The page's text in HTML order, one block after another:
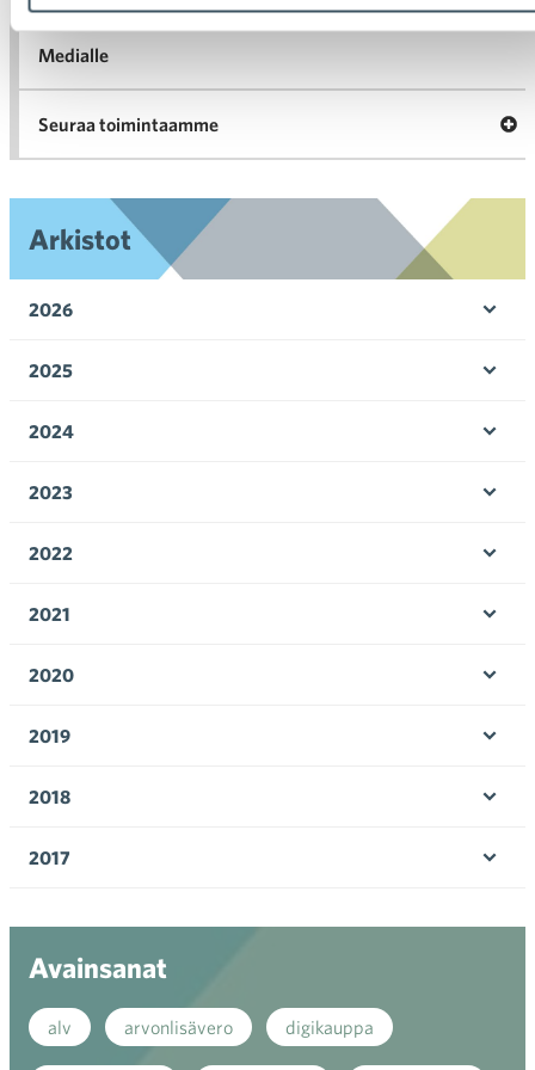
Medialle
Seuraa toimintaamme
Arkistot
2026
2025
2024
2023
2022
2021
2020
2019
2018
2017
Avainsanat
alv arvonlisävero digikauppa